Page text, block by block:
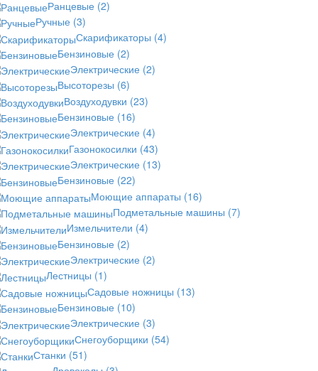
Ранцевые (2)
Ручные (3)
Скарификаторы (4)
Бензиновые (2)
Электрические (2)
Высоторезы (6)
Воздуходувки (23)
Бензиновые (16)
Электрические (4)
Газонокосилки (43)
Электрические (13)
Бензиновые (22)
Моющие аппараты (16)
Подметальные машины (7)
Измельчители (4)
Бензиновые (2)
Электрические (2)
Лестницы (1)
Садовые ножницы (13)
Бензиновые (10)
Электрические (3)
Снегоуборщики (54)
Станки (51)